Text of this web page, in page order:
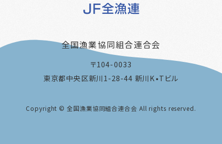
全国漁業協同組合連合会
〒104-0033
東京都中央区新川1-28-44 新川K•Tビル
Copyright © 全国漁業協同組合連合会 All rights reserved.